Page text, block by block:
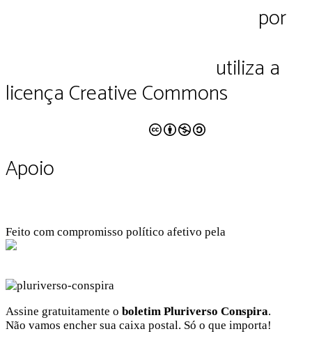
por
utiliza a
licença Creative Commons
Apoio
Feito com compromisso político afetivo pela
Assine gratuitamente o boletim Pluriverso Conspira.
Não vamos encher sua caixa postal. Só o que importa!